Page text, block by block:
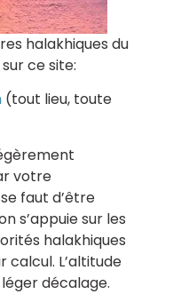
halakhiques du
ce site:
(tout lieu, toute
votre
faut d’être
s’appuie sur les
halakhiques
L’altitude
décalage.